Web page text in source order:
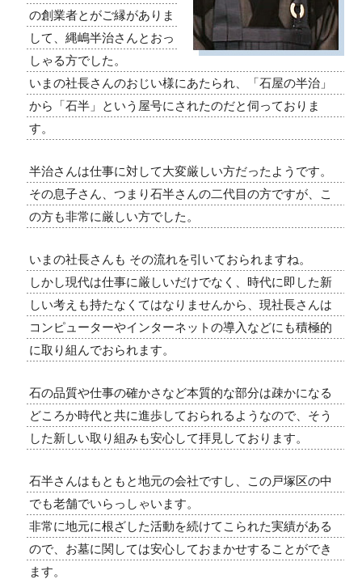
の創業者とがご縁がありま
して、縄嶋半治さんとおっ
しゃる方でした。
いまの社長さんのおじい様にあたられ、「石屋の半治」
から「石半」という屋号にされたのだと伺っておりま
す。
半治さんは仕事に対して大変厳しい方だったようです。
その息子さん、つまり石半さんの二代目の方ですが、こ
の方も非常に厳しい方でした。
いまの社長さんも その流れを引いておられますね。
しかし現代は仕事に厳しいだけでなく、時代に即した新
しい考えも持たなくてはなりませんから、現社長さんは
コンピューターやインターネットの導入などにも積極的
に取り組んでおられます。
石の品質や仕事の確かさなど本質的な部分は疎かになる
どころか時代と共に進歩しておられるようなので、そう
した新しい取り組みも安心して拝見しております。
石半さんはもともと地元の会社ですし、この戸塚区の中
でも老舗でいらっしゃいます。
非常に地元に根ざした活動を続けてこられた実績がある
ので、お墓に関しては安心しておまかせすることができ
ます。